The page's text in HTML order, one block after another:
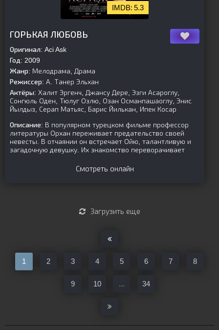
5.3
ГОРЬКАЯ ЛЮБОВЬ
Оригинал: Aci Ask
Год: 2009
Жанр: Мелодрама, Драма
Режиссер: А. Танер Эльхан
Актёры: Халит Эргенч, Джансу Дере, Эзги Асароглу,
Сонгюль Оден, Тюлуг Озлю, Озан Османпашаоглу, Энис
Йылдыз, Серап Матьяс, Барис Йилькан, Ипек Косар
Описание: В популярном турецком фильме профессор
литературы Орхан переживает предательство своей
невесты. В отчаянии он встречает Ойю, талантливую и
загадочную девушку. Их знакомство переворачивает
Смотреть онлайн
Загрузить еще
1 2 3 4 5 6 7 8
9 10 ... 34